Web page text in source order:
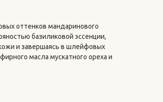
оттенков мандаринового
базиликовой эссенции,
и завершаясь в шлейфовых
масла мускатного ореха и